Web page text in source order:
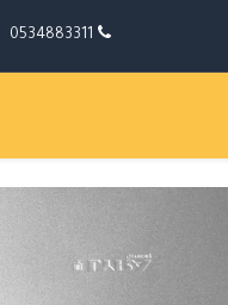
0534883311